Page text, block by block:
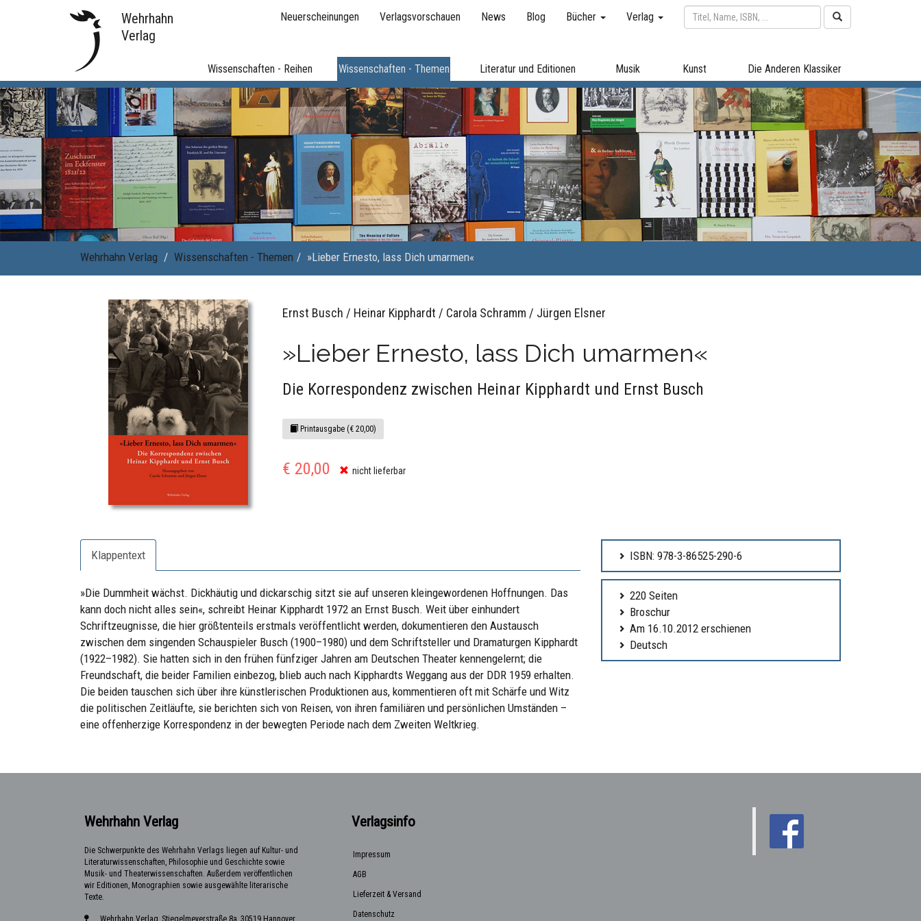
Wehrhahn
Verlag
Neuerscheinungen Verlagsvorschauen News Blog Bücher Verlag
Wissenschaften - Reihen Wissenschaften - Themen Literatur und Editionen Musik Kunst Die Anderen Klassiker
Wehrhahn Verlag Wissenschaften - Themen »Lieber Ernesto, lass Dich umarmen«
Ernst Busch / Heinar Kipphardt / Carola Schramm / Jürgen Elsner
»Lieber Ernesto, lass Dich umarmen«
Die Korrespondenz zwischen Heinar Kipphardt und Ernst Busch
Printausgabe (€ 20,00)
€ 20,00 nicht lieferbar
Klappentext
»Die Dummheit wächst. Dickhäutig und dickarschig sitzt sie auf unseren kleingewordenen Hoffnungen. Das
kann doch nicht alles sein«, schreibt Heinar Kipphardt 1972 an Ernst Busch. Weit über einhundert
Schriftzeugnisse, die hier größtenteils erstmals veröffentlicht werden, dokumentieren den Austausch
zwischen dem singenden Schauspieler Busch (1900–1980) und dem Schriftsteller und Dramaturgen Kipphardt
(1922–1982). Sie hatten sich in den frühen fünfziger Jahren am Deutschen Theater kennengelernt; die
Freundschaft, die beider Familien einbezog, blieb auch nach Kipphardts Weggang aus der DDR 1959 erhalten.
Die beiden tauschen sich über ihre künstlerischen Produktionen aus, kommentieren oft mit Schärfe und Witz
die politischen Zeitläufte, sie berichten sich von Reisen, von ihren familiären und persönlichen Umständen –
eine offenherzige Korrespondenz in der bewegten Periode nach dem Zweiten Weltkrieg.
ISBN: 978-3-86525-290-6
220 Seiten
Broschur
Am 16.10.2012 erschienen
Deutsch
Wehrhahn Verlag
Die Schwerpunkte des Wehrhahn Verlags liegen auf Kultur- und
Literaturwissenschaften, Philosophie und Geschichte sowie
Musik- und Theaterwissenschaften. Außerdem veröffentlichen
wir Editionen, Monographien sowie ausgewählte literarische
Texte.
Wehrhahn Verlag, Stiegelmeyerstraße 8a, 30519 Hannover
Verlagsinfo
Impressum
AGB
Lieferzeit & Versand
Datenschutz